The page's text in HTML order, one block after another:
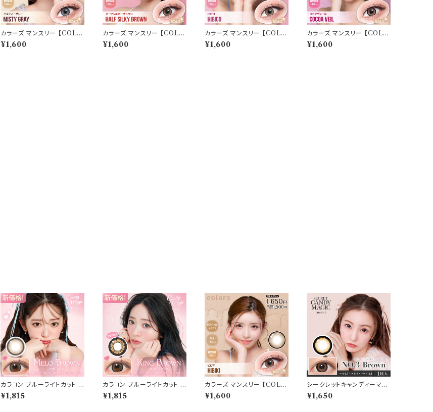
カラーズ マンスリー 【COLO
R：ミスティーグレー】 【1箱2枚
入】【 一条響 イメージモデル
¥1,600
カラーズ マンスリー 【COLO
R：ハーフシルキーブラウン】
【1箱2枚入】【 一条響 イメー
¥1,600
カラーズ マンスリー 【COLO
R：ヒビコ】 【1箱2枚入】【 一条
響 イメージモデル 】 韓国系レ
¥1,600
カラーズ マンスリー 【COLO
R：ココアヴェール】 【1箱2枚
入】【 一条響 イメージモデル
¥1,600
カラコン ブルーライトカット キ
ャンディーマジック ワンデー
【COLOR：メロブラウン】1箱1
¥1,815
カラコン ブルーライトカット キ
ャンディーマジック ワンデー
【COLOR：キングブラウン】1
¥1,815
カラーズ マンスリー 【COLO
R：ヒビキ】 【1箱2枚入】【 一条
響 イメージモデル 】 韓国系レ
¥1,600
シークレットキャンディーマジ
ック マンスリー カラコン 1ヶ
月 【COLOR：NO.3ブラウ
¥1,650